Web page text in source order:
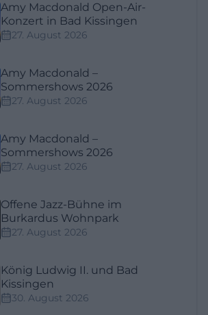
Amy Macdonald Open-Air-
Konzert in Bad Kissingen
27. August 2026
Amy Macdonald –
Sommershows 2026
27. August 2026
Amy Macdonald –
Sommershows 2026
27. August 2026
Offene Jazz-Bühne im
Burkardus Wohnpark
27. August 2026
König Ludwig II. und Bad
Kissingen
30. August 2026